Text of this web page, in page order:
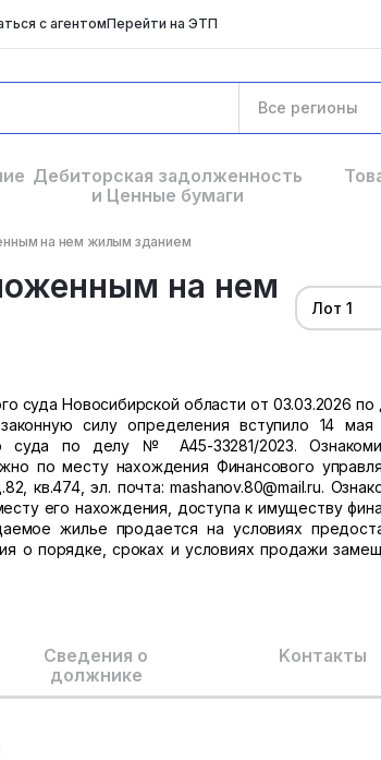
с агентомПерейти на ЭТП
Все регионы
Дебиторская задолженность
и Ценные бумаги
на нем жилым зданием
на нем
Лот 1
суда Новосибирской области от 03.03.2026
силу определения вступило 14
суда по делу № А45-33281/2023.
по месту нахождения Финансового
кв.474, эл. почта: mashanov.80@mail.ru.
его нахождения, доступа к имуществу
жилье продается на условиях
о порядке, сроках и условиях продажи
Сведения о
должнике
Kонтакты